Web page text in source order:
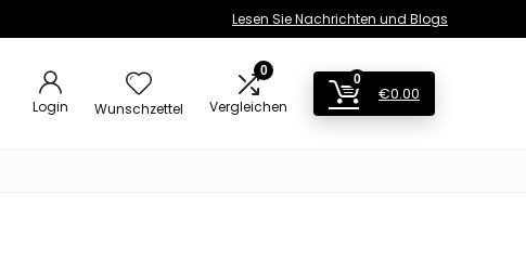
Lesen Sie Nachrichten und Blogs
Login Wunschzettel
0
Vergleichen
0
€0.00